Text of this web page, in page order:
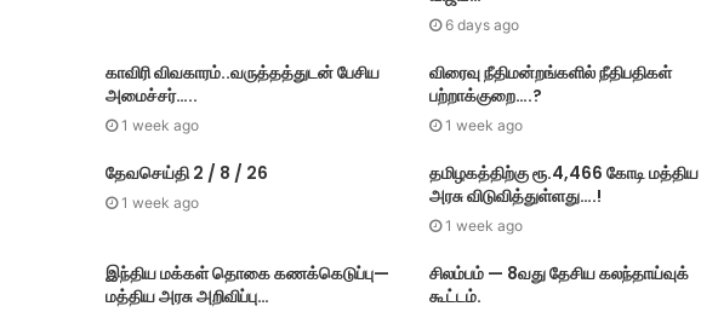
6 days ago
காவிரி விவகாரம்..வருத்தத்துடன் பேசிய
அமைச்சர்…..
1 week ago
விரைவு நீதிமன்றங்களில் நீதிபதிகள்
பற்றாக்குறை….?
1 week ago
தேவசெய்தி 2 / 8 / 26
1 week ago
தமிழகத்திற்கு ரூ.4,466 கோடி மத்திய
அரசு விடுவித்துள்ளது….!
1 week ago
இந்திய மக்கள் தொகை கணக்கெடுப்பு—
மத்திய அரசு அறிவிப்பு…
சிலம்பம் — 8வது தேசிய கலந்தாய்வுக்
கூட்டம்.